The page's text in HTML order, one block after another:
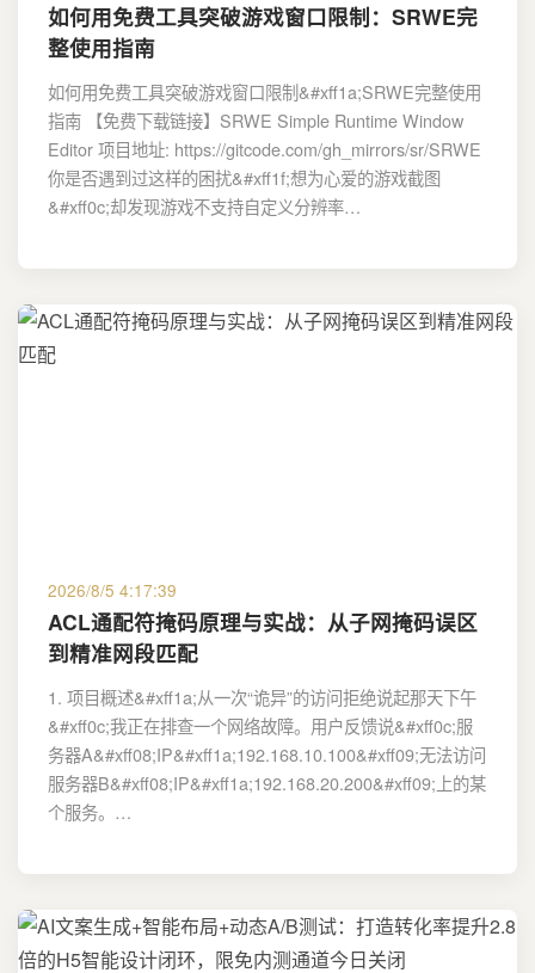
如何用免费工具突破游戏窗口限制：SRWE完
整使用指南
如何用免费工具突破游戏窗口限制&#xff1a;SRWE完整使用
指南 【免费下载链接】SRWE Simple Runtime Window
Editor 项目地址: https://gitcode.com/gh_mirrors/sr/SRWE
你是否遇到过这样的困扰&#xff1f;想为心爱的游戏截图
&#xff0c;却发现游戏不支持自定义分辨率…
2026/8/5 4:17:39
ACL通配符掩码原理与实战：从子网掩码误区
到精准网段匹配
1. 项目概述&#xff1a;从一次“诡异”的访问拒绝说起那天下午
&#xff0c;我正在排查一个网络故障。用户反馈说&#xff0c;服
务器A&#xff08;IP&#xff1a;192.168.10.100&#xff09;无法访问
服务器B&#xff08;IP&#xff1a;192.168.20.200&#xff09;上的某
个服务。…